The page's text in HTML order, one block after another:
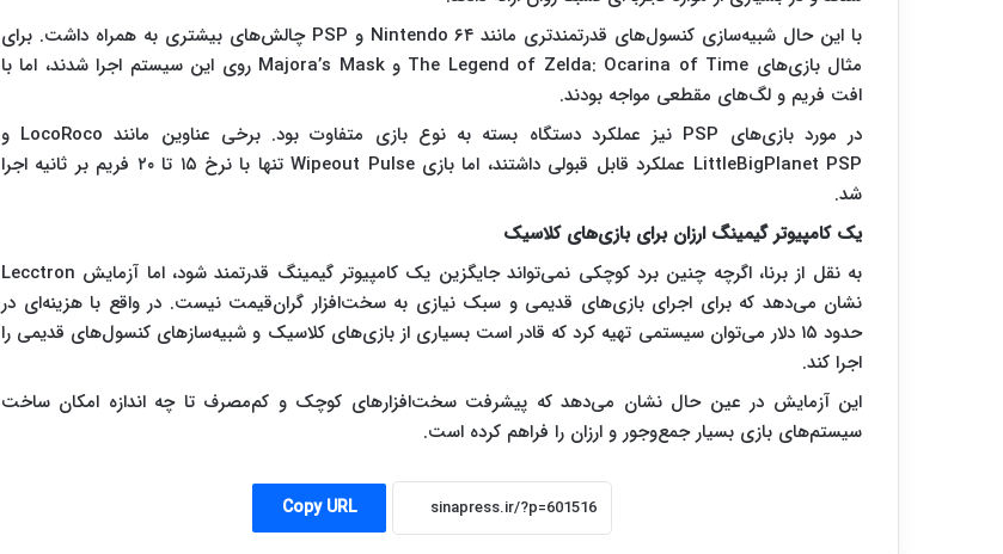
با این حال شبیه‌سازی کنسول‌های قدرتمندتری مانند Nintendo ۶۴ و PSP چالش‌های بیشتری به همراه داشت. برای
مثال بازی‌های The Legend of Zelda: Ocarina of Time و Majora’s Mask روی این سیستم اجرا شدند، اما با
افت فریم و لگ‌های مقطعی مواجه بودند.
در مورد بازی‌های PSP نیز عملکرد دستگاه بسته به نوع بازی متفاوت بود. برخی عناوین مانند LocoRoco و
LittleBigPlanet PSP عملکرد قابل قبولی داشتند، اما بازی Wipeout Pulse تنها با نرخ ۱۵ تا ۲۰ فریم بر ثانیه اجرا
شد.
یک کامپیوتر گیمینگ ارزان برای بازی‌های کلاسیک
به نقل از برنا، اگرچه چنین برد کوچکی نمی‌تواند جایگزین یک کامپیوتر گیمینگ قدرتمند شود، اما آزمایش Lecctron
نشان می‌دهد که برای اجرای بازی‌های قدیمی و سبک نیازی به سخت‌افزار گران‌قیمت نیست. در واقع با هزینه‌ای در
حدود ۱۵ دلار می‌توان سیستمی تهیه کرد که قادر است بسیاری از بازی‌های کلاسیک و شبیه‌ساز‌های کنسول‌های قدیمی را
اجرا کند.
این آزمایش در عین حال نشان می‌دهد که پیشرفت سخت‌افزار‌های کوچک و کم‌مصرف تا چه اندازه امکان ساخت
سیستم‌های بازی بسیار جمع‌وجور و ارزان را فراهم کرده است.
Copy URL